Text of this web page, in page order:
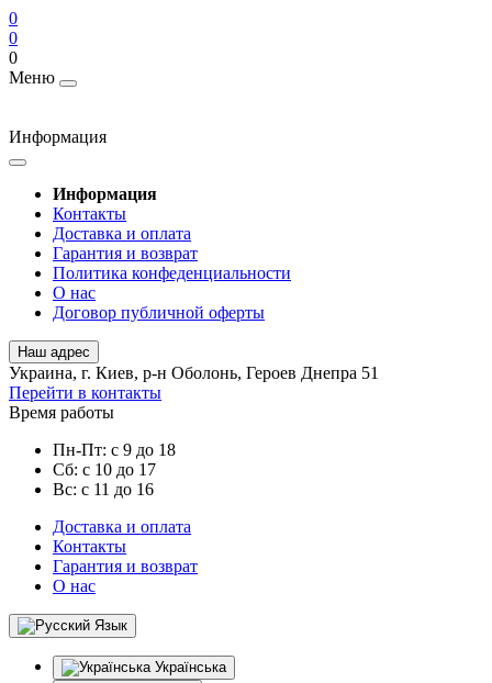
0
0
0
Меню
Информация
Информация
Контакты
Доставка и оплата
Гарантия и возврат
Политика конфеденциальности
О нас
Договор публичной оферты
Наш адрес
Украина, г. Киев, р-н Оболонь, Героев Днепра 51
Перейти в контакты
Время работы
Пн-Пт: с 9 до 18
Сб: с 10 до 17
Вс: с 11 до 16
Доставка и оплата
Контакты
Гарантия и возврат
О нас
Язык
Українська